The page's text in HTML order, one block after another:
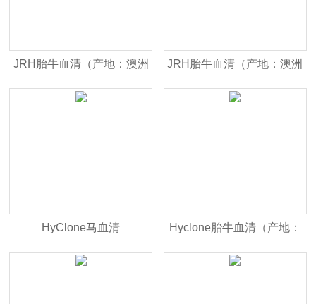
JRH胎牛血清（产地：澳洲
血源已辐射 货号：12007）
JRH胎牛血清（产地：澳洲
血源 货号：12003）
HyClone马血清
（SH30074.03）
Hyclone胎牛血清（产地：
国内分装 货号：